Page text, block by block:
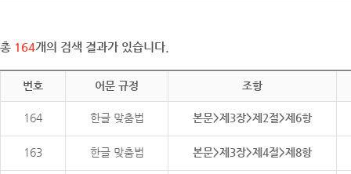
총 164개의 검색 결과가 있습니다.
번호 어문 규정 조항
164 한글 맞춤법 본문>제3장>제2절>제6항
163 한글 맞춤법 본문>제3장>제4절>제8항